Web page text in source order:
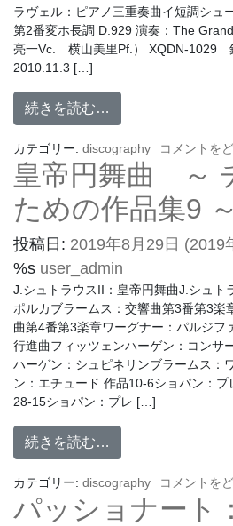
ラヴェル：ピアノ三重奏曲イ短調シュ
第2番変ホ長調 D.929 演奏：The
亮一Vc. 横山美里Pf.） XQDN-
2010.11.3 […]
続きを読む…
カテゴリー: discography コメントを
皇帝円舞曲 ～
ための作品集9 ～
投稿日: 2019年8月29日 (2019
%s user_admin
J.シュトラウスII：皇帝円舞曲J.シュト
ポルカブラームス：交響曲第3番第3楽
曲第4番第3楽章ワーグナー：パルジフ
行進曲フィッツェンハーゲン：コンサ
ハーゲン：シュピネリンブラームス：
ン：エチュード 作品10-6ショパン：
28-15ショパン：プレ […]
続きを読む…
カテゴリー: discography コメントを
パッショナート